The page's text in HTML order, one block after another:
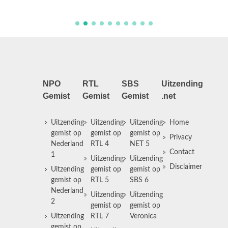
NPO
Gemist
Uitzending
gemist op
Nederland
1
Uitzending
gemist op
Nederland
2
Uitzending
RTL
Gemist
Uitzending
gemist op
RTL 4
Uitzending
gemist op
RTL 5
Uitzending
gemist op
RTL 7
SBS
Gemist
Uitzending
gemist op
NET 5
Uitzending
gemist op
SBS 6
Uitzending
gemist op
Veronica
Uitzending
.net
Home
Privacy
Contact
Disclaimer